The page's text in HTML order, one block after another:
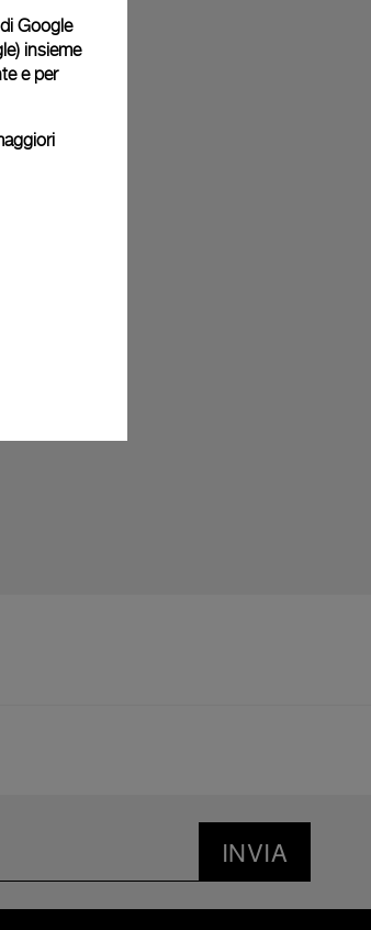
dimensioni potrebbero non corrispondere
INVIA
Google
) insieme
e per